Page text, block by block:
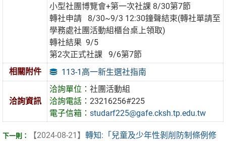
小型社團博覽會+第一次社課 8/30第7節
轉社申請 8/30~9/3 12:30鐘聲結束(轉社單請至
學務處社團活動組櫃台桌上領取)
轉社結果 9/5
第2次正式社課 9/6第7節
相關附件
113-1高一新生選社指南
洽詢資訊
洽詢單位：社團活動組
洽詢電話：23216256#225
電子信箱：studarf225@gafe.cksh.tp.edu.tw
【2024-08-21】 轉知:「兒童及少年性剝削防制條例修